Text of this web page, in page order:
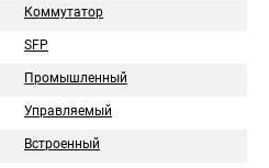
Коммутатор
SFP
Промышленный
Управляемый
Встроенный